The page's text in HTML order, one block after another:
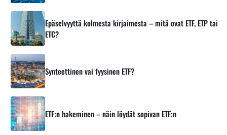
Epäselvyyttä kolmesta kirjaimesta – mitä ovat ETF, ETP tai
ETC?
Synteettinen vai fyysinen ETF?
ETF:n hakeminen – näin löydät sopivan ETF:n